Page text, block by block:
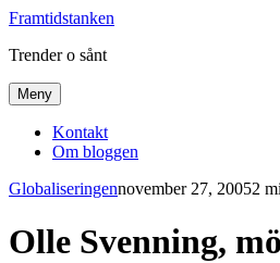
Framtidstanken
Trender o sånt
Meny
Kontakt
Om bloggen
Globaliseringennovember 27, 20052
Olle Svenning,